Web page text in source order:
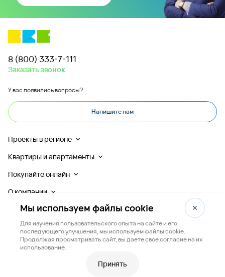
Мы используем файлы cookie
Для изучения пользовательского опыта на сайте и его
последующего улучшения, мы используем файлы cookie.
Продолжая просматривать сайт, вы даете свое согласие на их
использование.
Принять
8 (800) 333-7-111
Заказать звонок
У вас появились вопросы?
Напишите нам
Проекты в регионе
Квартиры и апартаменты
Покупайте онлайн
О компании
Любая информация, представленная на данном сайте, носит исключительно
информационный характер и ни при каких условиях не является публичной офертой,